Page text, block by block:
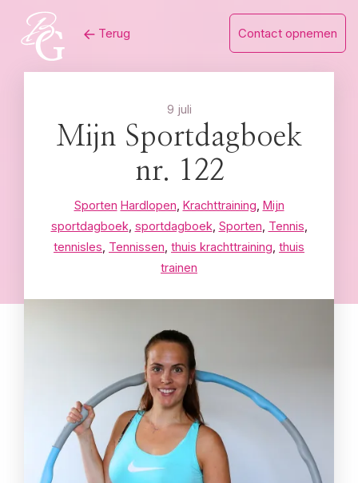
content
Terug Contact opnemen
9 juli
Mijn Sportdagboek
nr. 122
Sporten Hardlopen Krachttraining Mijn
sportdagboek sportdagboek Sporten Tennis
tennisles Tennissen thuis krachttraining thuis
trainen